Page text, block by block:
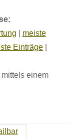
meiste
Einträge
einem